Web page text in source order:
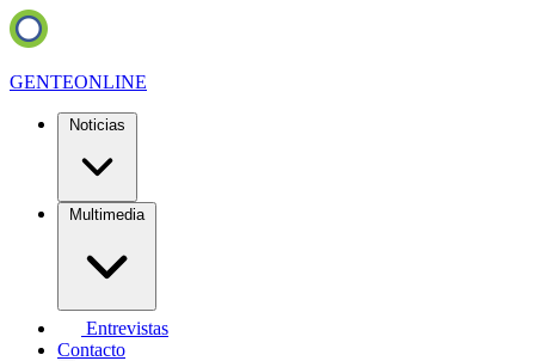
GENTEONLINE
Noticias
Multimedia
Entrevistas
Contacto